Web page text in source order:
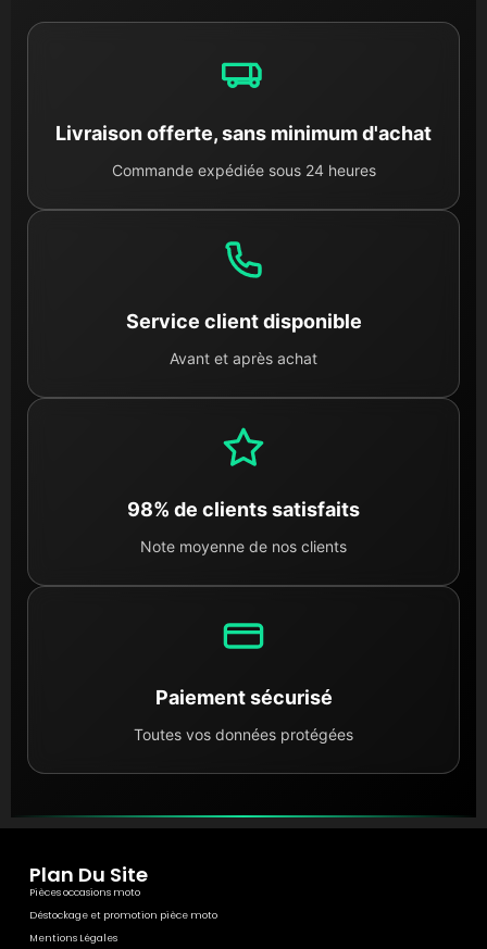
Livraison offerte, sans minimum d'achat
Commande expédiée sous 24 heures
Service client disponible
Avant et après achat
98% de clients satisfaits
Note moyenne de nos clients
Paiement sécurisé
Toutes vos données protégées
Plan Du Site
Pièces occasions moto
Déstockage et promotion pièce moto
Mentions Légales